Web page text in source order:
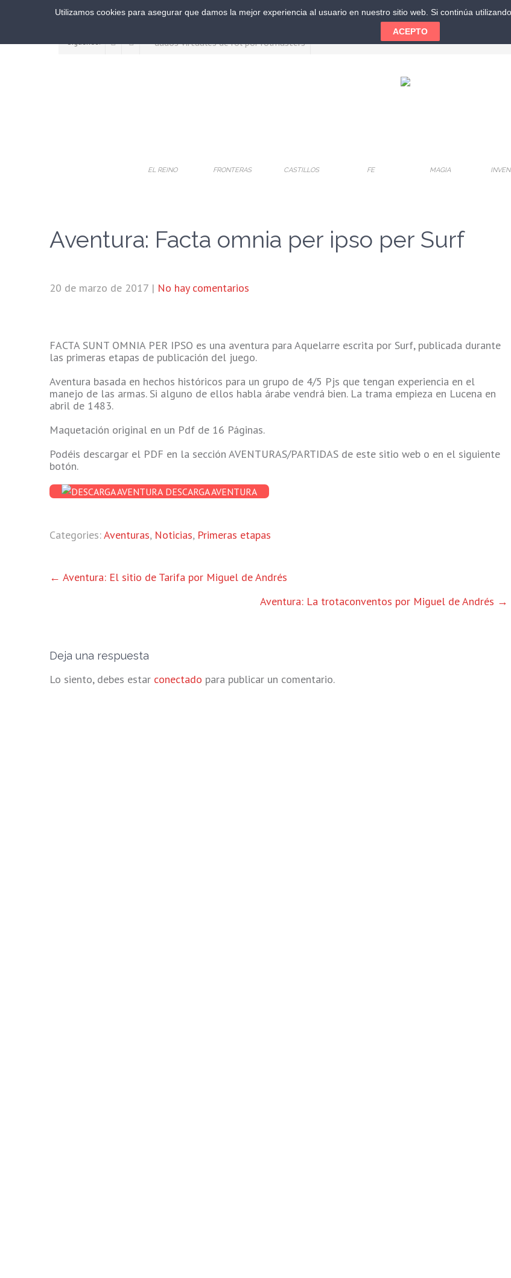
Síguenos:
EL REINO FRONTERAS CASTILLOS FE MAGIA
Aventura: Facta omnia per ipso per Surf
20 de marzo de 2017 | No hay comentarios
FACTA SUNT OMNIA PER IPSO es una aventura para Aquelarre escrita por Surf, publicada durante
las primeras etapas de publicación del juego.
Aventura basada en hechos históricos para un grupo de 4/5 Pjs que tengan experiencia en el
manejo de las armas. Si alguno de ellos habla árabe vendrá bien. La trama empieza en Lucena en
abril de 1483.
Maquetación original en un Pdf de 16 Páginas.
Podéis descargar el PDF en la sección AVENTURAS/PARTIDAS de este sitio web o en el siguiente
botón.
DESCARGA AVENTURA
Categories:Aventuras, Noticias, Primeras etapas
OTRAS
← Aventura: El sitio de Tarifa por Miguel de Andrés
Aventura: La trotaconventos por Miguel de Andrés →
Deja una respuesta
Lo siento, debes estar conectado para publicar un comentario.
Utilizamos cookies para asegurar que damos la mejor experiencia al usuario en nuestro sitio web. Si continúa
ACEPTO